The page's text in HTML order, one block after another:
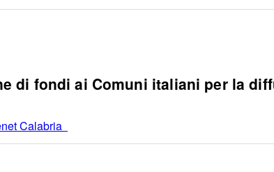
di fondi ai Comuni italiani per la
Calabria